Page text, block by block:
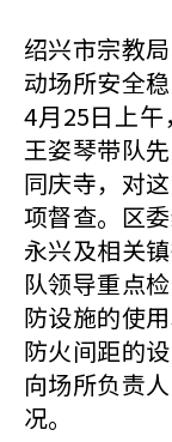
绍兴市宗教
动场所安全
4月25日上
王姿琴带队
同庆寺，对
项督查。区
永兴及相关
队领导重点
防设施的使
防火间距的
向场所负责
况。